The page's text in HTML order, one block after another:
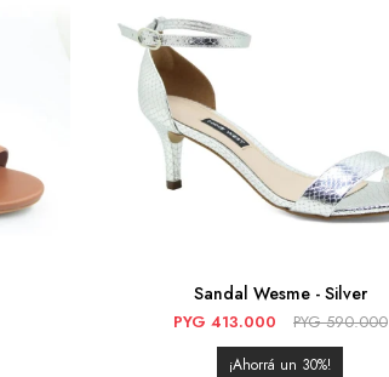
Sandal Wesme - Silver
PYG 413.000 PYG 590.000
30